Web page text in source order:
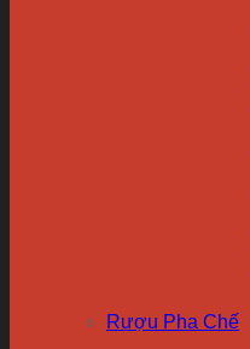
Rượu Pha Chế